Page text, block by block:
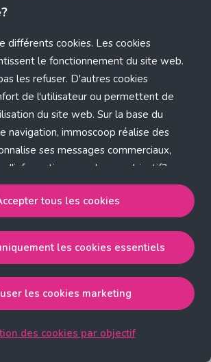
différents cookies. Les cookies
le fonctionnement du site web.
les refuser. D'autres cookies
de l'utilisateur ou permettent de
du site web. Sur la base du
navigation, immoscoop réalise des
ses messages commerciaux,
d'informations sur chaque objectif?
des cookies par objectif'.
cookies
cookies
performance, fonctionnalité et
les cookies essentielsaccepte
nécessaires.
tous les cookies
les cookies essentiels
les cookies marketing
des cookies par objectif
side exception has occurred (see the
information)